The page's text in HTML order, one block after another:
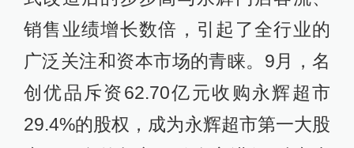
销售业绩增长数倍，引起了全行业的
广泛关注和资本市场的青睐。9月，名
创优品斥资62.70亿元收购永辉超市
29.4%的股权，成为永辉超市第一大股